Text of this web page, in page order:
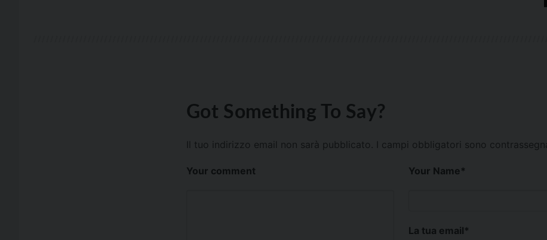
Got Something To Say?
Il tuo indirizzo email non sarà pubblicato. I campi obbligatori sono
Your comment Your Name*
La tua email*